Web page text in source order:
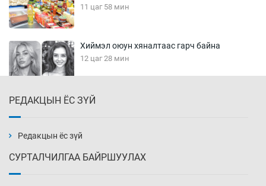
11 цаг 58 мин
Хиймэл оюун хяналтаас гарч байна
12 цаг 28 мин
12 цаг 58 мин
РЕДАКЦЫН ЁС ЗҮЙ
Редакцын ёс зүй
СУРТАЛЧИЛГАА БАЙРШУУЛАХ